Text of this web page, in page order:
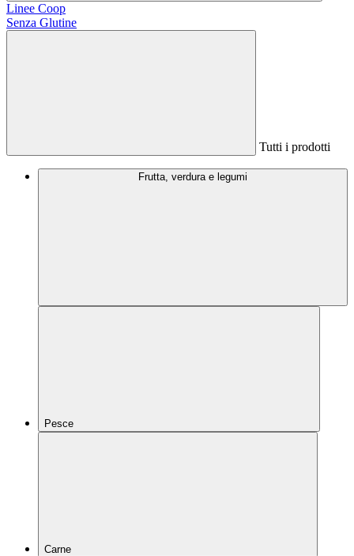
Linee Coop
Senza Glutine
Tutti i prodotti
Frutta, verdura e legumi
Pesce
Carne